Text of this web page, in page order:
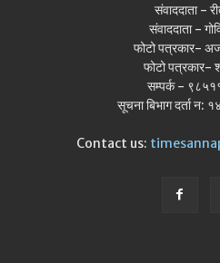
संवाददाता -
संवाददाता -
फोटो पत्रकार-
फोटो
सम्पर्क -
सूचना बिभाग दर्ता
Contact us: